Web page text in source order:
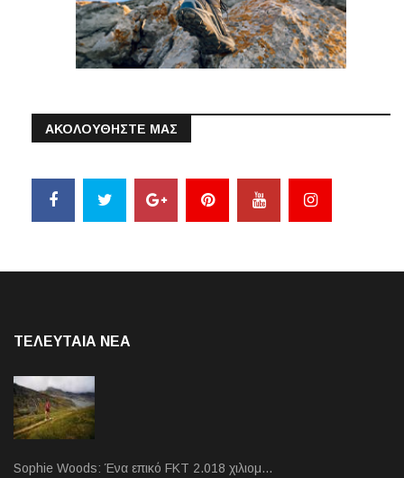
ΑΚΟΛΟΥΘΗΣΤΕ ΜΑΣ
ΤΕΛΕΥΤΑΙΑ NEA
Sophie Woods: Ένα επικό FKT 2.018 χιλιομ…